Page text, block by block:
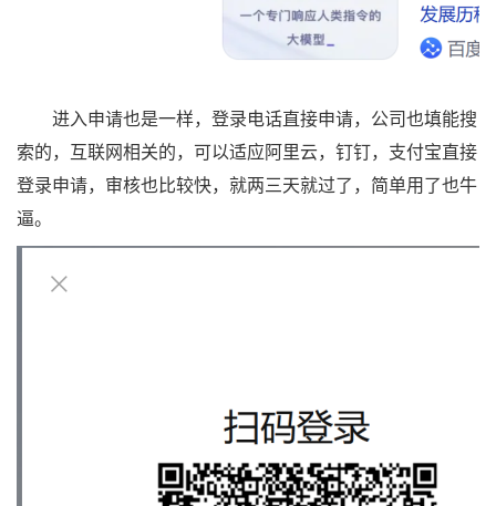
进入申请也是一样，登录电话直接申请，公司也填能搜
索的，互联网相关的，可以适应阿里云，钉钉，支付宝直接
登录申请，审核也比较快，就两三天就过了，简单用了也牛
逼。